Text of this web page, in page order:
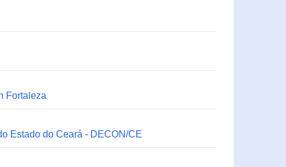
Fortaleza
Estado do Ceará - DECON/CE